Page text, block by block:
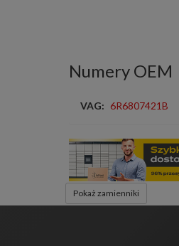
Numery OEM
VAG: 6R6807421B
Pokaż zamienniki